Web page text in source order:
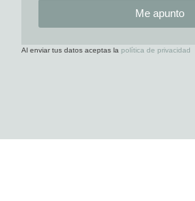
Me apunto
Al enviar tus datos aceptas la política de privacidad